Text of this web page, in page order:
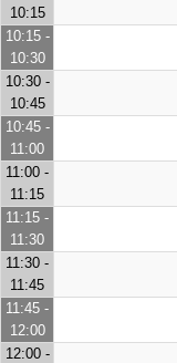
10:15
10:15 -
10:30
10:30 -
10:45
10:45 -
11:00
11:00 -
11:15
11:15 -
11:30
11:30 -
11:45
11:45 -
12:00
12:00 -